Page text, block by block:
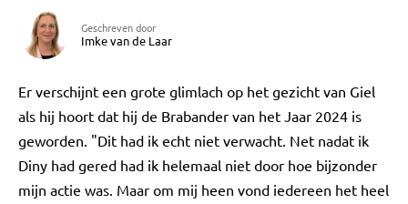
Geschreven door
Imke van de Laar
Er verschijnt een grote glimlach op het gezicht van Giel
als hij hoort dat hij de Brabander van het Jaar 2024 is
geworden. "Dit had ik echt niet verwacht. Net nadat ik
Diny had gered had ik helemaal niet door hoe bijzonder
mijn actie was. Maar om mij heen vond iedereen het heel